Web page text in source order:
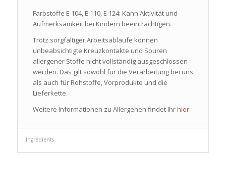
Farbstoffe E 104, E 110, E 124: Kann Aktivität und
Aufmerksamkeit bei Kindern beeinträchtigen.
Trotz sorgfältiger Arbeitsabläufe können
unbeabsichtigte Kreuzkontakte und Spuren
allergener Stoffe nicht vollständig ausgeschlossen
werden. Das gilt sowohl für die Verarbeitung bei uns
als auch für Rohstoffe, Vorprodukte und die
Lieferkette.
Weitere Informationen zu Allergenen findet Ihrhier.
Ingredients